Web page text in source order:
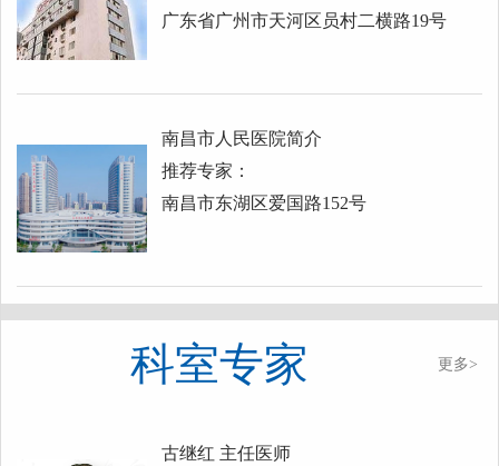
广东省广州市天河区员村二横路19号
南昌市人民医院简介
推荐专家：
南昌市东湖区爱国路152号
科室专家 更多>
古继红 主任医师